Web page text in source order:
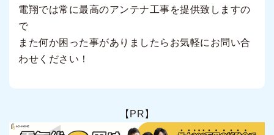
電翔では常に最高のアンテナ工事を提供致しますの
で
また何か困った事がありましたらお気軽にお問い合
わせください！
【PR】